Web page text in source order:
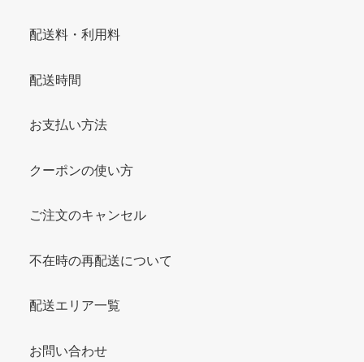
配送料・利用料
配送時間
お支払い方法
クーポンの使い方
ご注文のキャンセル
不在時の再配送について
配送エリア一覧
お問い合わせ